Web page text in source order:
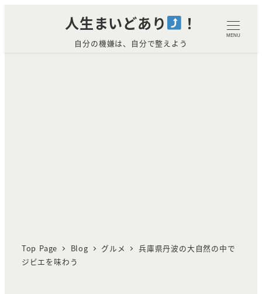
人生まいどあり ！
自分の機嫌は、自分で整えよう
MENU
Top Page Blog グルメ
兵庫県丹波の大自然の中で
ジビエを味わう